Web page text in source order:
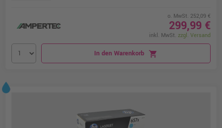
o. MwSt. 252,09 €
299,99 €
inkl. MwSt. zzgl. Versand
In den Warenkorb shopping_cart